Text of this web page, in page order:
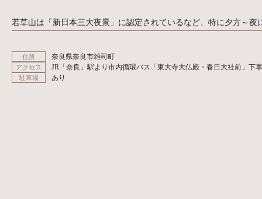
若草山は「新日本三大夜景」に認定されているなど、特に夕方～
住所 奈良県奈良市雑司町
アクセス JR「奈良」駅より市内循環バス「東大寺大仏殿・春日大社前」下
駐車場 あり